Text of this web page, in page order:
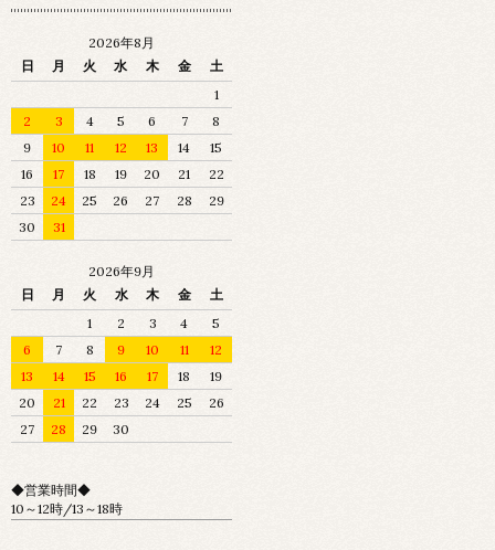
2026年8月
日
月 火 水 木 金
土
1
2
3 4 5 6 7
8
9
10 11 12 13 14
15
16
17 18 19 20 21
22
23
24 25 26 27 28
29
30
31
2026年9月
日
月 火 水 木 金
土
1
2 3 4
5
6
7 8 9 10 11
12
13
14 15 16 17 18
19
20
21 22 23 24 25
26
27
28 29 30
◆営業時間◆
10～12時/13～18時